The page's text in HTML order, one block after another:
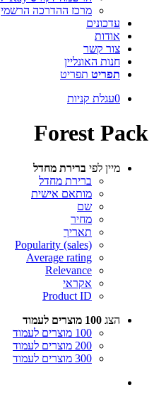
מרכז ההדרכה הרשמי
עדכונים
אודות
צור קשר
חנות האונליין
תפריט תפריט
0עגלת קניות
Forest Pack
מיין לפי ברירת מחדל
ברירת מחדל
מותאם אישית
שם
מחיר
תאריך
Popularity (sales)
Average rating
Relevance
אקראי
Product ID
הצג 100 מוצרים לעמוד
100 מוצרים לעמוד
200 מוצרים לעמוד
300 מוצרים לעמוד